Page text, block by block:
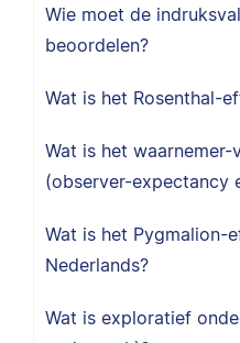
Wie moet de
beoordelen?
Wat is het Rosenthal-
Wat is het
(observer-expectancy
Wat is het Pygmalion-
Nederlands?
Wat is exploratief